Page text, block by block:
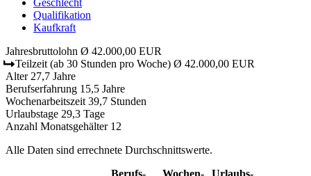
Qualifikation
Kaufkraft
Jahresbruttolohn Ø 42.000,00 EUR
Teilzeit (ab 30 Stunden pro Woche) Ø 42.000,00 EUR
Alter 27,7 Jahre
Berufserfahrung 15,5 Jahre
Wochenarbeitszeit 39,7 Stunden
Urlaubstage 29,3 Tage
Anzahl Monatsgehälter 12
Alle Daten sind errechnete Durchschnittswerte.
Berufs­
Wochen­
Urlaubs­